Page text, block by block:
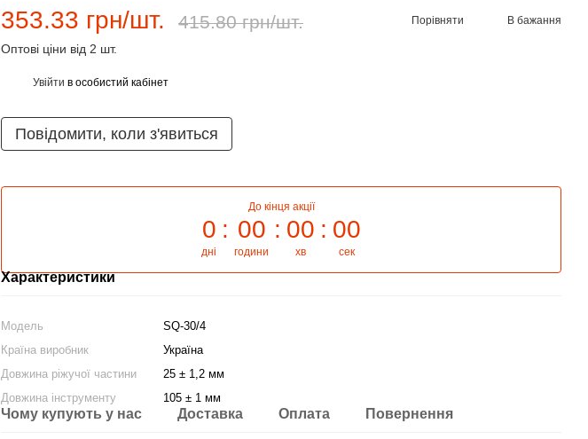
353.33 грн/шт. 415.80 грн/шт. Порівняти В бажання
Оптові ціни від 2 шт.
Увійти в особистий кабінет
Повідомити, коли з'явиться
До кінця акції
0
дні
00
години
00
хв
00
сек
Характеристики
Модель
SQ-30/4
Країна виробник
Україна
Довжина ріжучої частини
25 ± 1,2 мм
Довжина інструменту
105 ± 1 мм
Чому купують у нас Доставка Оплата Повернення